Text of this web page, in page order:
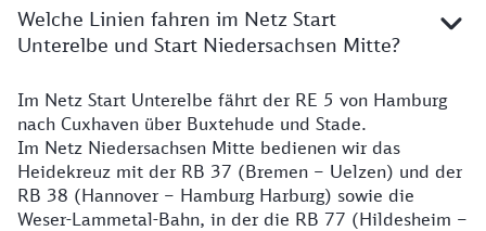
Welche Linien fahren im Netz Start
Unterelbe und Start Niedersachsen Mitte?
Details
Im Netz Start Unterelbe fährt der RE 5 von Hamburg
nach Cuxhaven über Buxtehude und Stade.
Im Netz Niedersachsen Mitte bedienen wir das
Heidekreuz mit der RB 37 (Bremen – Uelzen) und der
RB 38 (Hannover – Hamburg Harburg) sowie die
Weser-Lammetal-Bahn, in der die RB 77 (Hildesheim –